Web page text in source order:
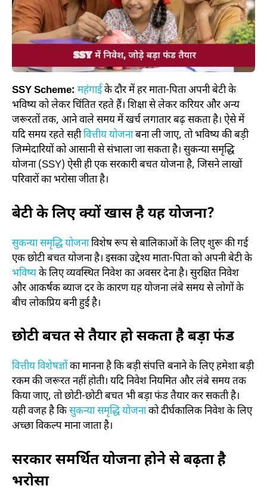
SSY Scheme: महंगाईके दौर में हर माता-पिता अपनी बेटी के
भविष्य को लेकर चिंतित रहते हैं। शिक्षा से लेकर करियर और अन्य
जरूरतों तक, आने वाले समय में खर्च लगातार बढ़ सकता है। ऐसे में
यदि समय रहते सहीवित्तीय योजनाबना ली जाए, तो भविष्य की बड़ी
जिम्मेदारियों को आसानी से संभाला जा सकता है। सुकन्या समृद्धि
योजना (SSY) ऐसी ही एक सरकारी बचत योजना है, जिसने लाखों
परिवारों का भरोसा जीता है।
बेटी के लिए क्यों खास है यह योजना?
सुकन्या समृद्धि योजनाविशेष रूप से बालिकाओं के लिए शुरू की गई
एक छोटी बचत योजना है। इसका उद्देश्य माता-पिता को अपनी बेटी के
भविष्यके लिए व्यवस्थित निवेश का अवसर देना है। सुरक्षित निवेश
और आकर्षक ब्याज दर के कारण यह योजना लंबे समय से लोगों के
बीच लोकप्रिय बनी हुई है।
छोटी बचत से तैयार हो सकता है बड़ा फंड
वित्तीय विशेषज्ञोंका मानना है कि बड़ी संपत्ति बनाने के लिए हमेशा बड़ी
रकम की जरूरत नहीं होती। यदि निवेश नियमित और लंबे समय तक
किया जाए, तो छोटी-छोटी बचत भी बड़ा फंड तैयार कर सकती है।
यही वजह है किसुकन्या समृद्धि योजनाको दीर्घकालिक निवेश के लिए
अच्छा विकल्प माना जाता है।
सरकार समर्थित योजना होने से बढ़ता है
भरोसा